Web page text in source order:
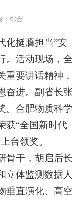
：综合
化挺膺担当”安
。活动现场，全
重要讲话精神，
奋进。副省长张
。合肥物质科学
获“全国新时代
台领奖。
骨干，胡启后长
立体监测数据人
垂直演化、高空